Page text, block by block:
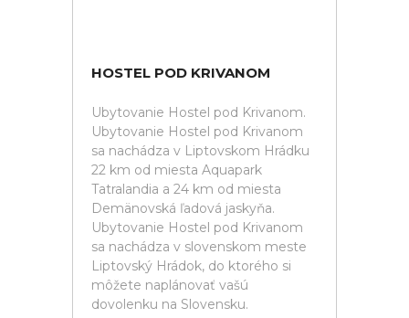
HOSTEL POD KRIVANOM
Ubytovanie Hostel pod Krivanom.
Ubytovanie Hostel pod Krivanom
sa nachádza v Liptovskom Hrádku
22 km od miesta Aquapark
Tatralandia a 24 km od miesta
Demänovská ľadová jaskyňa.
Ubytovanie Hostel pod Krivanom
sa nachádza v slovenskom meste
Liptovský Hrádok, do ktorého si
môžete naplánovať vašú
dovolenku na Slovensku.